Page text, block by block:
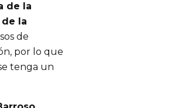
de la
la
de
por lo que
tenga un